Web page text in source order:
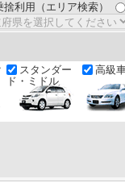
捨利用（エリア検索）
スタンダー
ド・ミドル
高級